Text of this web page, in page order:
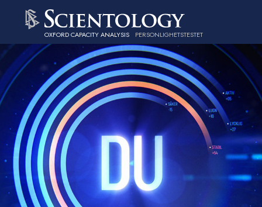
OXFORD CAPACITY ANALYSIS PERSONLIGHETSTESTET